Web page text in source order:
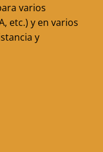
varios
etc.) y en varios
y